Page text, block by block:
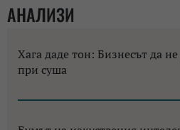
АНАЛИЗИ
Хага даде тон: Бизнесът да
при суша